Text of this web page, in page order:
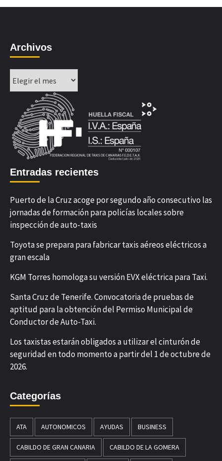
Archivos
Entradas recientes
Puerto de la Cruz acoge por segundo año consecutivo las
jornadas de formación para policías locales sobre
inspección de auto-taxis
Toyota se prepara para fabricar taxis aéreos eléctricos a
gran escala
KGM Torres homologa su versión EVX eléctrica para Taxi.
Santa Cruz de Tenerife. Convocatoria de pruebas de
aptitud para la obtención del Permiso Municipal de
Conductor de Auto-Taxi.
Los taxistas estarán obligados a utilizar el cinturón de
seguridad en todo momento a partir del 1 de octubre de
2026.
Categorías
ATA AUTONOMICOS AYUDAS BUSINESS
CABILDO DE GRAN CANARIA CABILDO DE LA GOMERA